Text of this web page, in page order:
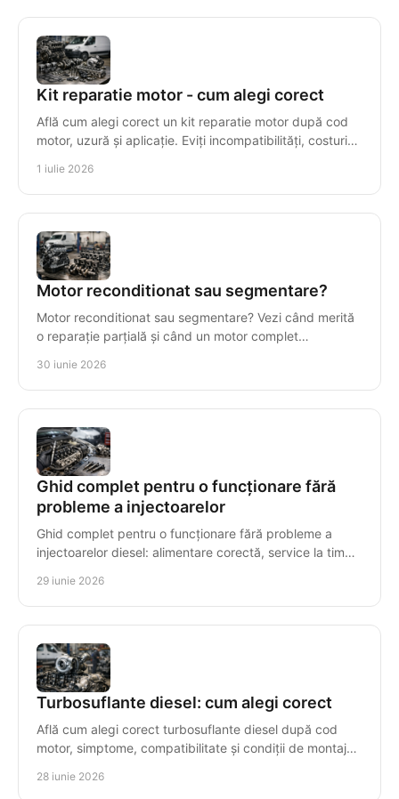
Kit reparatie motor - cum alegi corect
Află cum alegi corect un kit reparatie motor după cod
motor, uzură și aplicație. Eviți incompatibilități, costuri
1 iulie 2026
Motor reconditionat sau segmentare?
Motor reconditionat sau segmentare? Vezi când merită
o reparație parțială și când un motor complet
30 iunie 2026
Ghid complet pentru o funcționare fără
probleme a injectoarelor
Ghid complet pentru o funcționare fără probleme a
injectoarelor diesel: alimentare corectă, service la timp
29 iunie 2026
Turbosuflante diesel: cum alegi corect
Află cum alegi corect turbosuflante diesel după cod
motor, simptome, compatibilitate și condiții de montaj
28 iunie 2026